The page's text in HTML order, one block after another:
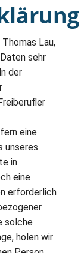
Lau,
sehr
der
eine
unseres
in
eine
erforderlich
solche
holen wir